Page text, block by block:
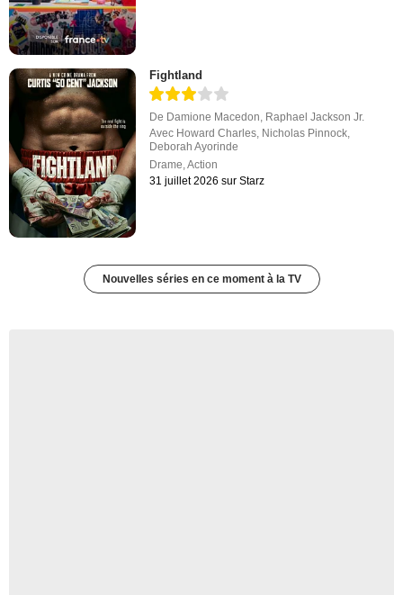
Fightland
De Damione Macedon, Raphael Jackson Jr.
Avec Howard Charles, Nicholas Pinnock,
Deborah Ayorinde
Drame,Action
31 juillet 2026 sur Starz
Nouvelles séries en ce moment à la TV